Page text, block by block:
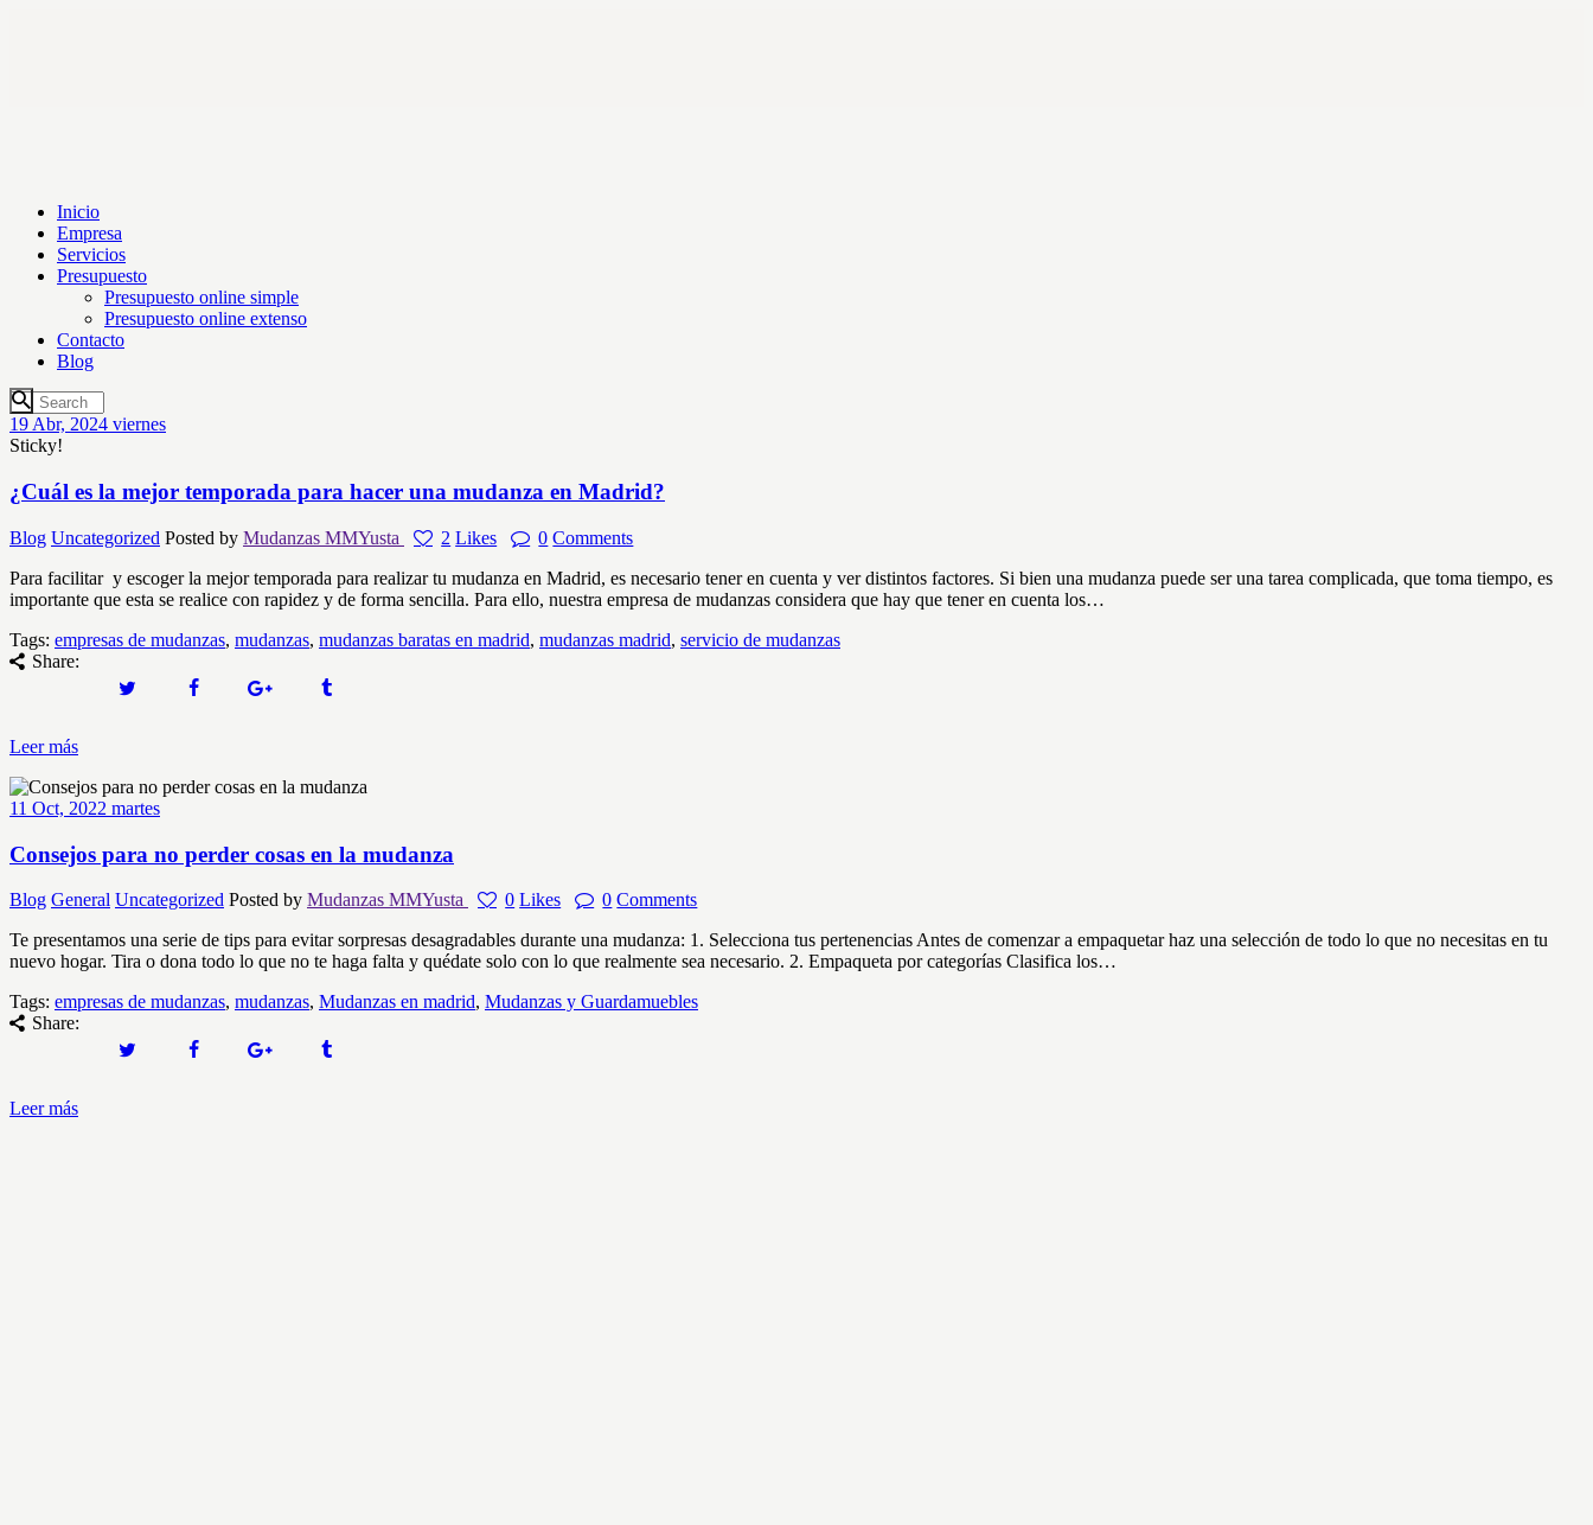
Inicio
Empresa
Servicios
Presupuesto
Presupuesto online simple
Presupuesto online extenso
Contacto
Blog
19Abr, 2024 viernes
Sticky!
¿Cuál es la mejor temporada para hacer una mudanza en Madrid?
Blog Uncategorized Posted by Mudanzas MMYusta 2 Likes 0 Comments
Para facilitar y escoger la mejor temporada para realizar tu mudanza en Madrid, es necesario tener en cuenta y ver distintos factores. Si bien una mudanza puede ser una tarea complicada, que toma tiempo, es
importante que esta se realice con rapidez y de forma sencilla. Para ello, nuestra empresa de mudanzas considera que hay que tener en cuenta los…
Tags: empresas de mudanzas, mudanzas, mudanzas baratas en madrid, mudanzas madrid, servicio de mudanzas
Share:
Leer más
11 Oct, 2022 martes
Consejos para no perder cosas en la mudanza
Blog General Uncategorized Posted by Mudanzas MMYusta 0 Likes 0 Comments
Te presentamos una serie de tips para evitar sorpresas desagradables durante una mudanza: 1. Selecciona tus pertenencias Antes de comenzar a empaquetar haz una selección de todo lo que no necesitas en tu
nuevo hogar. Tira o dona todo lo que no te haga falta y quédate solo con lo que realmente sea necesario. 2. Empaqueta por categorías Clasifica los…
Tags: empresas de mudanzas, mudanzas, Mudanzas en madrid, Mudanzas y Guardamuebles
Share:
Leer más